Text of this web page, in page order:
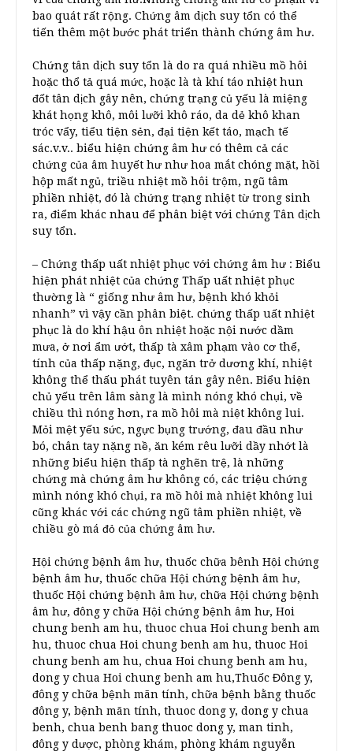
bao quát rất rộng. Chứng âm dịch suy tổn có thể
tiến thêm một bước phát triển thành chứng âm hư.
Chứng tân dịch suy tổn là do ra quá nhiều mồ hôi
hoặc thổ tả quá mức, hoặc là tà khí táo nhiệt hun
đốt tân dịch gây nên, chứng trạng củ yếu là miệng
khát họng khô, môi lưỡi khô ráo, da dẻ khô khan
tróc vẩy, tiểu tiện sẻn, đại tiện kết táo, mạch tế
sác.v.v.. biểu hiện chứng âm hư có thêm cả các
chứng của âm huyết hư như hoa mắt chóng mặt, hồi
hộp mất ngủ, triều nhiệt mồ hôi trộm, ngũ tâm
phiền nhiệt, đó là chứng trạng nhiệt từ trong sinh
ra, điểm khác nhau để phân biệt với chứng Tân dịch
suy tổn.
– Chứng thấp uất nhiệt phục với chứng âm hư : Biểu
hiện phát nhiệt của chứng Thấp uất nhiệt phục
thường là “ giống như âm hư, bệnh khó khỏi
nhanh” vì vậy cần phân biệt. chứng thấp uất nhiệt
phục là do khí hậu ôn nhiệt hoặc nội nước dầm
mưa, ở nơi ẩm ướt, thấp tà xâm phạm vào cơ thể,
tính của thấp nặng, đục, ngăn trở dương khí, nhiệt
không thể thấu phát tuyên tán gây nên. Biểu hiện
chủ yếu trên lâm sàng là mình nóng khó chụi, về
chiều thì nóng hơn, ra mồ hôi mà niệt không lui.
Mỏi mệt yếu sức, ngực bụng trướng, đau đầu như
bó, chân tay nặng nề, ăn kém rêu lưỡi dầy nhớt là
những biểu hiện thấp tà nghẽn trệ, là những
chứng mà chứng âm hư không có, các triệu chứng
mình nóng khó chụi, ra mồ hôi mà nhiệt không lui
cũng khác với các chứng ngũ tâm phiền nhiệt, về
chiều gò má đỏ của chứng âm hư.
Hội chứng bệnh âm hư, thuốc chữa bênh Hội chứng
bệnh âm hư, thuốc chữa Hội chứng bệnh âm hư,
thuốc Hội chứng bệnh âm hư, chữa Hội chứng bệnh
âm hư, đông y chữa Hội chứng bệnh âm hư, Hoi
chung benh am hu, thuoc chua Hoi chung benh am
hu, thuoc chua Hoi chung benh am hu, thuoc Hoi
chung benh am hu, chua Hoi chung benh am hu,
dong y chua Hoi chung benh am hu,Thuốc Đông y,
đông y chữa bệnh mãn tính, chữa bệnh bằng thuốc
đông y, bệnh mãn tính, thuoc dong y, dong y chua
benh, chua benh bang thuoc dong y, man tinh,
đông y dược, phòng khám, phòng khám nguyễn